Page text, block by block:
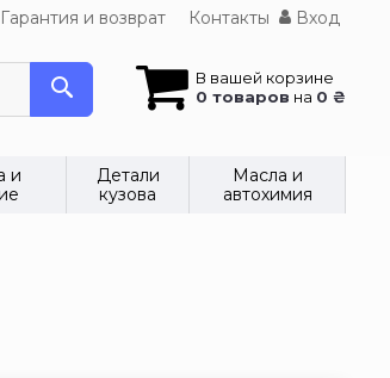
Гарантия и возврат Контакты Вход
В вашей корзине
0 товаров на 0 ₴
и
Детали
кузова
Масла и
автохимия